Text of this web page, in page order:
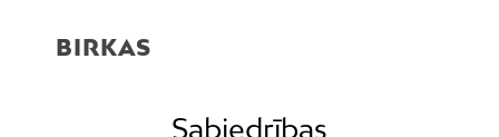
BIRKAS
Sabiedrības